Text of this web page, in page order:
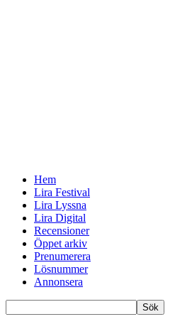
Hem
Lira Festival
Lira Lyssna
Lira Digital
Recensioner
Öppet arkiv
Prenumerera
Lösnummer
Annonsera